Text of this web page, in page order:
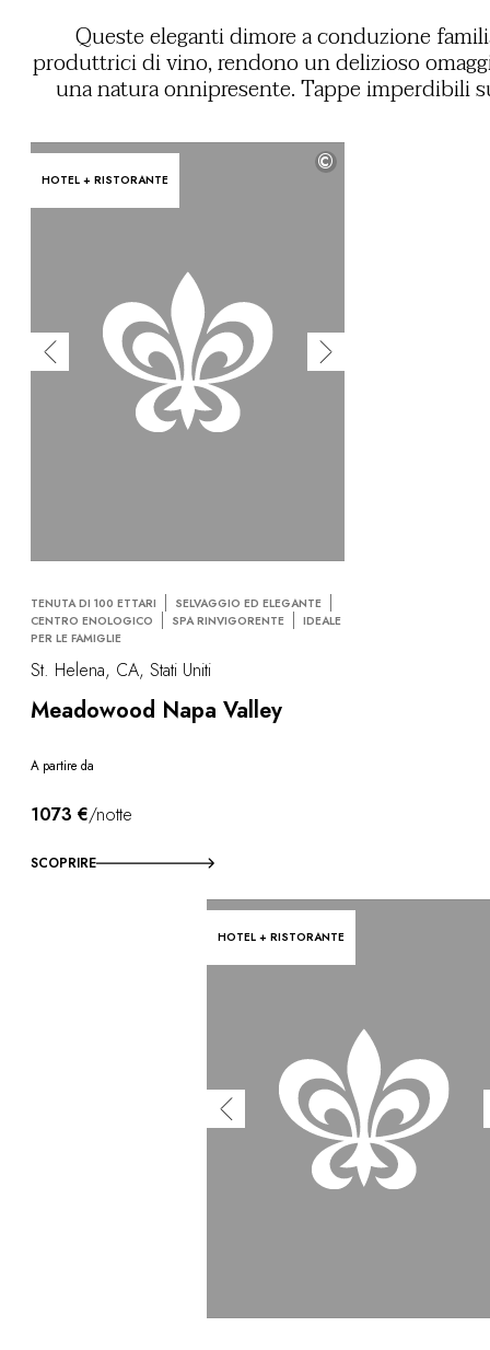
Queste eleganti dimore a conduzione
produttrici di vino, rendono un delizioso
una natura onnipresente. Tappe imperdibili
conquisteranno gli amanti dell’enoturismo
apprezzano sia le degustazioni presso la
che le interazioni con proprietari
HOTEL + RISTORANTE
©
TENUTA DI 100 ETTARI
SELVAGGIO ED ELEGANTE
CENTRO ENOLOGICO
SPA RINVIGORENTE
IDEALE
PER LE FAMIGLIE
St. Helena, CA, Stati Uniti
Meadowood Napa Valley
A partire da
1073 €/notte
SCOPRIRE
HOTEL + RISTORANTE